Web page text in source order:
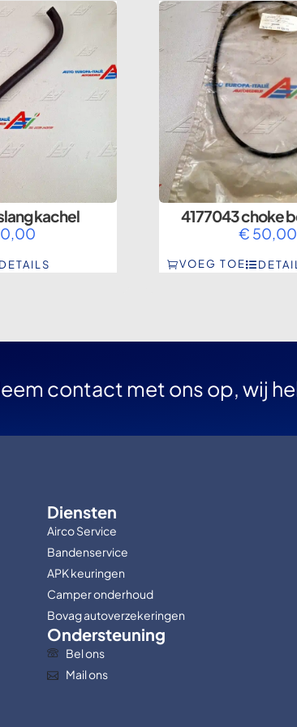
kachel
DETAILS
4177043 choke
€ 50,00
VOEG TOE
contact met ons op, wij
Diensten
Airco Service
Bandenservice
APK keuringen
Camper onderhoud
Bovag autoverzekeringen
Ondersteuning
Bel ons
Mail ons